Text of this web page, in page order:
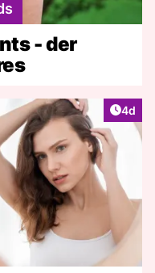
- der
4d